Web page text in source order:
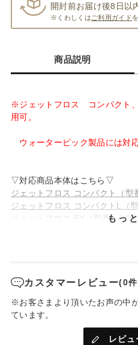
開封前お届け後8日以
※くわしくは ご利用ガイド
商品説明
※ジェットフロス コンパクト
用可。
ウォーターピック製品には対
▽対応商品本体はこちら▽
ジェットフロス コンパクト（型
ジェットフロス コンパクトL（
ジェットフロス EX（型番：YOI-
もっ
カスタマーレビュー(0
※お客さまより頂いたお声の中
ています。
レビュ